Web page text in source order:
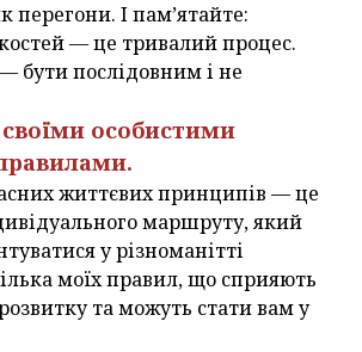
перегони. І пам’ятайте:
— це тривалий процес.
бути послідовним і не
своїми особистими
життєвих принципів — це
маршруту, який
у різноманітті
моїх правил, що сприяють
та можуть стати вам у